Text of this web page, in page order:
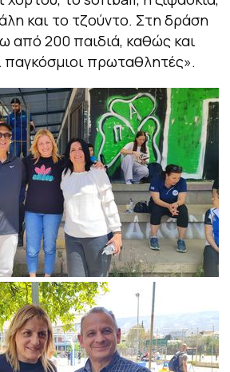
και το τζούντο. Στη δράση
από 200 παιδιά, καθώς και
παγκόσμιοι πρωταθλητές».